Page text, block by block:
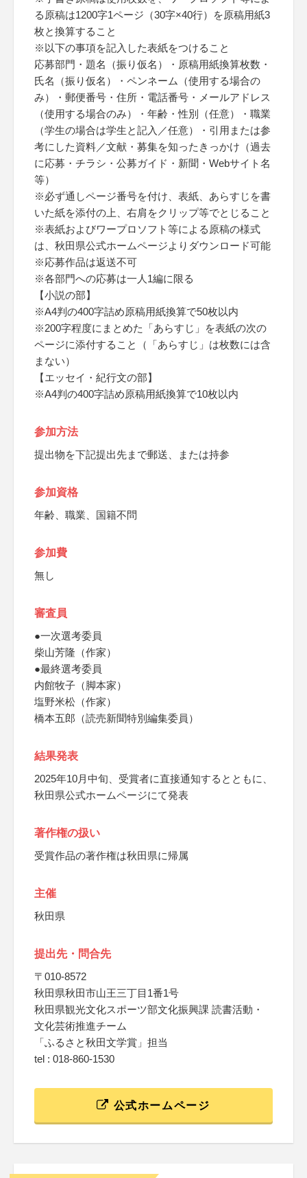
る原稿は1200字1ページ（30字×40行）を原稿用紙3
枚と換算すること
※以下の事項を記入した表紙をつけること
応募部門・題名（振り仮名）・原稿用紙換算枚数・
氏名（振り仮名）・ペンネーム（使用する場合の
み）・郵便番号・住所・電話番号・メールアドレス
（使用する場合のみ）・年齢・性別（任意）・職業
（学生の場合は学生と記入／任意）・引用または参
考にした資料／文献・募集を知ったきっかけ（過去
に応募・チラシ・公募ガイド・新聞・Webサイト名
等）
※必ず通しページ番号を付け、表紙、あらすじを書
いた紙を添付の上、右肩をクリップ等でとじること
※表紙およびワープロソフト等による原稿の様式
は、秋田県公式ホームページよりダウンロード可能
※応募作品は返送不可
※各部門への応募は一人1編に限る
【小説の部】
※A4判の400字詰め原稿用紙換算で50枚以内
※200字程度にまとめた「あらすじ」を表紙の次の
ページに添付すること（「あらすじ」は枚数には含
まない）
【エッセイ・紀行文の部】
※A4判の400字詰め原稿用紙換算で10枚以内
参加方法
提出物を下記提出先まで郵送、または持参
参加資格
年齢、職業、国籍不問
参加費
無し
審査員
●一次選考委員
柴山芳隆（作家）
●最終選考委員
内館牧子（脚本家）
塩野米松（作家）
橋本五郎（読売新聞特別編集委員）
結果発表
2025年10月中旬、受賞者に直接通知するとともに、
秋田県公式ホームページにて発表
著作権の扱い
受賞作品の著作権は秋田県に帰属
主催
秋田県
提出先・問合先
〒010-8572
秋田県秋田市山王三丁目1番1号
秋田県観光文化スポーツ部文化振興課 読書活動・
文化芸術推進チーム
「ふるさと秋田文学賞」担当
tel : 018-860-1530
公式ホームページ